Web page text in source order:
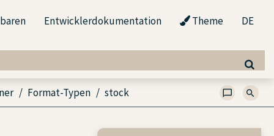
Entwicklerdokumentation Theme DE
Format-Typen stock